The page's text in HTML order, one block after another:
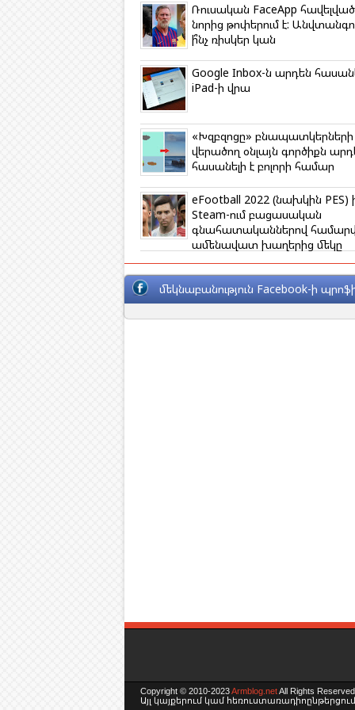
o
k
r
a
m
a
s
s
i
k
p
p
Ռուսական FaceApp
նորից թոփերում է:
ի՞նչ ռիսկեր կան
Google Inbox-ն արդեն
iPad-ի վրա
«Խզբզոցը» բնապատկերների
վերածող օնլայն գործիքն
հասանելի է բոլորի համար
eFootball 2022 (նախկին
Steam-ում բացասական
գնահատականներով
ամենավատ խաղերից մեկը
մեկնաբանություն Facebook-ի
Copyright © 2010-2023Armblog.netAll Rights Reserved
Այլ կայքերում կամ